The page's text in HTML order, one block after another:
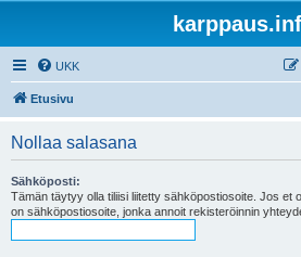
UKK
Etusivu
Nollaa salasana
Sähköposti:
Tämän täytyy olla tiliisi liitetty sähköpostiosoite. Jos et
on sähköpostiosoite, jonka annoit rekisteröinnin